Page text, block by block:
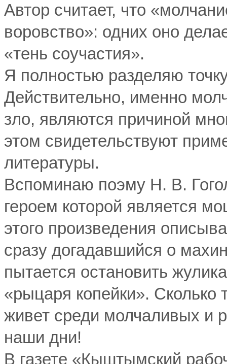
Автор считает, что
воровство»: одних оно
«тень соучастия».
Я полностью разделяю
Действительно, именно
зло, являются причиной
этом свидетельствуют
литературы.
Вспоминаю поэму Н. В.
героем которой является
этого произведения
сразу догадавшийся о
пытается остановить
«рыцаря копейки». Сколько
живет среди молчаливых и
наши дни!
В газете «Кыштымский